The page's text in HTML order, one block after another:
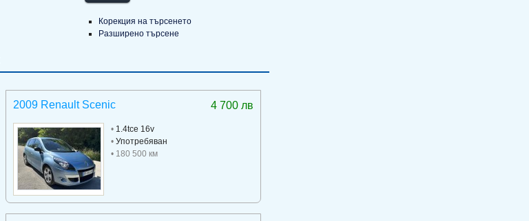
Корекция на търсенето
Разширено търсене
4 700 лв
2009 Renault Scenic
•1.4tce 16v
•Употребяван
• 180 500 км